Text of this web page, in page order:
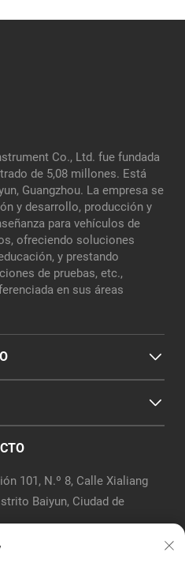
Co., Ltd. fue fundada
de 5,08 millones. Está
Guangzhou. La empresa se
y desarrollo, producción y
para vehículos de
ofreciendo soluciones
y prestando
de pruebas, etc.,
en sus áreas
101, N.º 8, Calle Xialiang
Baiyun, Ciudad de